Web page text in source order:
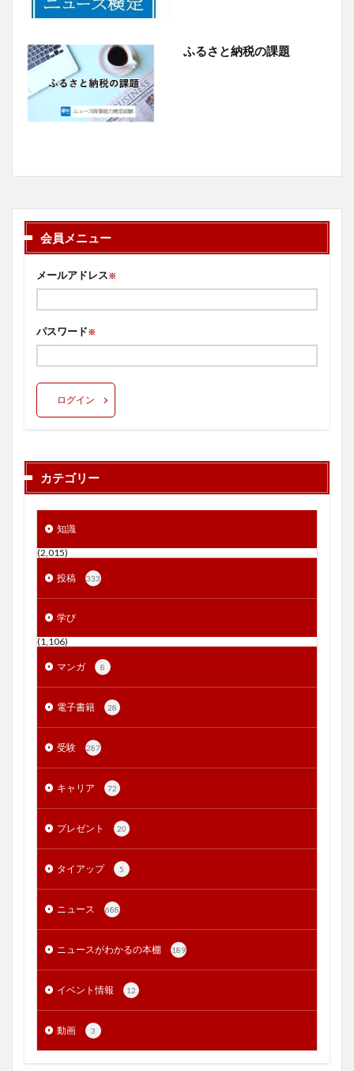
ふるさと納税の課題
会員メニュー
メールアドレス※
パスワード※
ログイン
カテゴリー
知識
(2,015)
投稿 333
学び
(1,106)
マンガ 8
電子書籍 28
受験 287
キャリア 72
プレゼント 20
タイアップ 5
ニュース 688
ニュースがわかるの本棚 189
イベント情報 12
動画 3